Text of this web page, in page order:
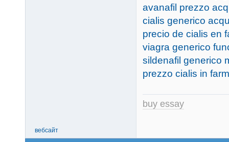
avanafil prezzo
cialis generico
precio de cialis en
viagra generico
sildenafil generico
prezzo cialis in
buy essay
вебсайт